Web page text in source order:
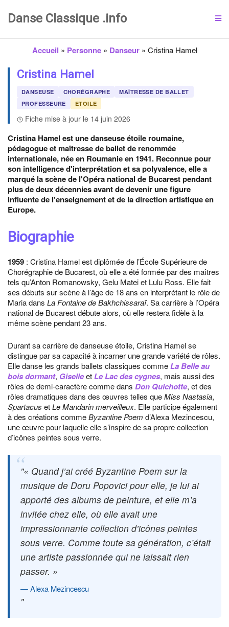
Danse Classique .info
Accueil » Personne» Danseur» Cristina Hamel
Cristina Hamel
DANSEUSE CHORÉGRAPHE
MAÎTRESSE DE BALLET
PROFESSEURE
ETOILE
Fiche mise à jour le 14 juin 2026
Cristina Hamel est une danseuse étoile roumaine,
pédagogue et maîtresse de ballet de renommée
internationale, née en Roumanie en 1941. Reconnue pour
son intelligence d'interprétation et sa polyvalence, elle a
marqué la scène de l'Opéra national de Bucarest pendant
plus de deux décennies avant de devenir une figure
influente de l'enseignement et de la direction artistique en
Europe.
Biographie
1959 : Cristina Hamel est diplômée de l’École Supérieure de
Chorégraphie de Bucarest, où elle a été formée par des maîtres
tels qu’Anton Romanowsky, Gelu Matei et Lulu Ross. Elle fait
ses débuts sur scène à l’âge de 18 ans en interprétant le rôle de
Maria dans La Fontaine de Bakhchissaraï. Sa carrière à l’Opéra
national de Bucarest débute alors, où elle restera fidèle à la
même scène pendant 23 ans.
Durant sa carrière de danseuse étoile, Cristina Hamel se
distingue par sa capacité à incarner une grande variété de rôles.
Elle danse les grands ballets classiques commeLa Belle au
bois dormant, GiselleetLe Lac des cygnes, mais aussi des
rôles de demi-caractère comme dans Don Quichotte, et des
rôles dramatiques dans des œuvres telles queMiss Nastasia,
Spartacus etLe Mandarin merveilleux. Elle participe également
à des créations commeByzantine Poem d’Alexa Mezincescu,
une œuvre pour laquelle elle s’inspire de sa propre collection
d’icônes peintes sous verre.
« Quand j’ai créé Byzantine Poem sur la
musique de Doru Popovici pour elle, je lui ai
apporté des albums de peinture, et elle m’a
invitée chez elle, où elle avait une
impressionnante collection d’icônes peintes
sous verre. Comme toute sa génération, c’était
une artiste passionnée qui ne laissait rien
passer. »
Alexa Mezincescu